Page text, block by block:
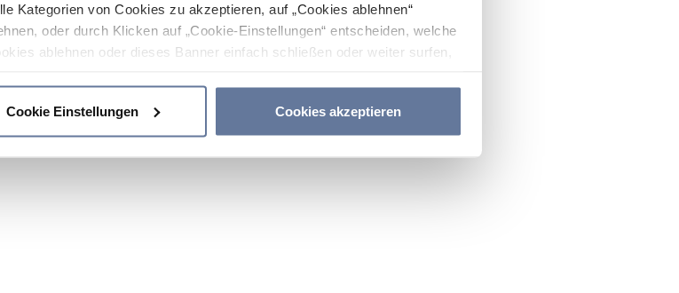
Kategorien von Cookies zu akzeptieren, auf „Cookies ablehnen“
oder durch Klicken auf „Cookie-Einstellungen“ entscheiden, welche
ablehnen oder dieses Banner einfach schließen oder weiter surfen,
Cookie Einstellungen Cookies akzeptieren